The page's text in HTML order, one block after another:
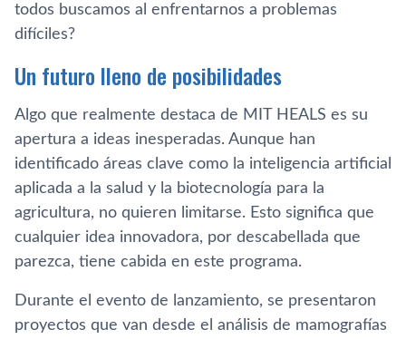
todos buscamos al enfrentarnos a problemas
difíciles?
Un futuro lleno de posibilidades
Algo que realmente destaca de MIT HEALS es su
apertura a ideas inesperadas. Aunque han
identificado áreas clave como la inteligencia artificial
aplicada a la salud y la biotecnología para la
agricultura, no quieren limitarse. Esto significa que
cualquier idea innovadora, por descabellada que
parezca, tiene cabida en este programa.
Durante el evento de lanzamiento, se presentaron
proyectos que van desde el análisis de mamografías